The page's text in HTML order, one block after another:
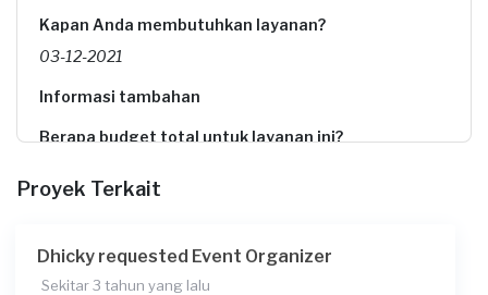
Kapan Anda membutuhkan layanan?
03-12-2021
Informasi tambahan
Berapa budget total untuk layanan ini?
Proyek Terkait
Dhicky requested Event Organizer
Sekitar 3 tahun yang lalu